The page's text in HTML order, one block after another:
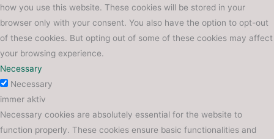
how you use this website. These cookies will be stored in your
browser only with your consent. You also have the option to opt-out
of these cookies. But opting out of some of these cookies may affect
your browsing experience.
Necessary
Necessary
immer aktiv
Necessary cookies are absolutely essential for the website to
function properly. These cookies ensure basic functionalities and